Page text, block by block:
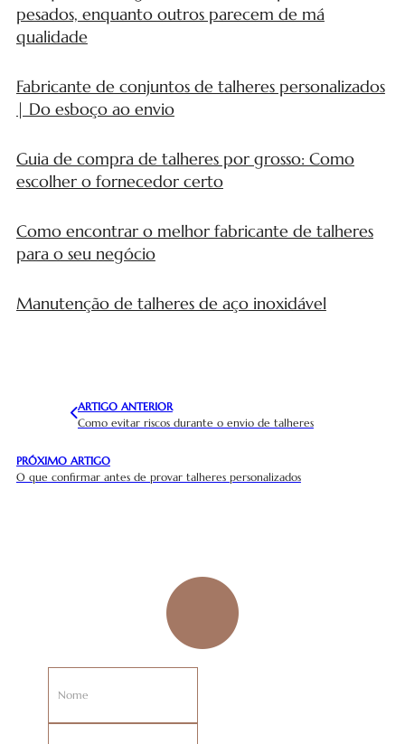
pesados, enquanto outros parecem de má
qualidade
Fabricante de conjuntos de talheres personalizados
| Do esboço ao envio
Guia de compra de talheres por grosso: Como
escolher o fornecedor certo
Como encontrar o melhor fabricante de talheres
para o seu negócio
Manutenção de talheres de aço inoxidável
ARTIGO ANTERIOR
Como evitar riscos durante o envio de talheres
PRÓXIMO ARTIGO
O que confirmar antes de provar talheres personalizados